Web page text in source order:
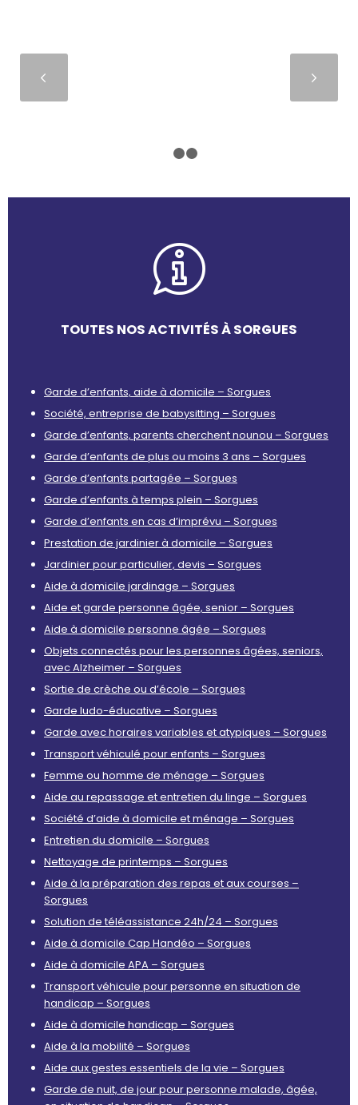
TOUTES NOS ACTIVITÉS À SORGUES
Garde d’enfants, aide à domicile – Sorgues
Société, entreprise de babysitting – Sorgues
Garde d’enfants, parents cherchent nounou – Sorgues
Garde d’enfants de plus ou moins 3 ans – Sorgues
Garde d’enfants partagée – Sorgues
Garde d’enfants à temps plein – Sorgues
Garde d’enfants en cas d’imprévu – Sorgues
Prestation de jardinier à domicile – Sorgues
Jardinier pour particulier, devis – Sorgues
Aide à domicile jardinage – Sorgues
Aide et garde personne âgée, senior – Sorgues
Aide à domicile personne âgée – Sorgues
Objets connectés pour les personnes âgées, seniors,
avec Alzheimer – Sorgues
Sortie de crèche ou d’école – Sorgues
Garde ludo-éducative – Sorgues
Garde avec horaires variables et atypiques – Sorgues
Transport véhiculé pour enfants – Sorgues
Femme ou homme de ménage – Sorgues
Aide au repassage et entretien du linge – Sorgues
Société d’aide à domicile et ménage – Sorgues
Entretien du domicile – Sorgues
Nettoyage de printemps – Sorgues
Aide à la préparation des repas et aux courses –
Sorgues
Solution de téléassistance 24h/24 – Sorgues
Aide à domicile Cap Handéo – Sorgues
Aide à domicile APA – Sorgues
Transport véhicule pour personne en situation de
handicap – Sorgues
Aide à domicile handicap – Sorgues
Aide à la mobilité – Sorgues
Aide aux gestes essentiels de la vie – Sorgues
Garde de nuit, de jour pour personne malade, âgée,